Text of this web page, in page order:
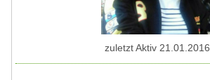
zuletzt Aktiv 21.01.2016